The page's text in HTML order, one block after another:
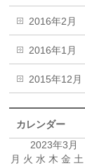
2016年2月
2016年1月
2015年12月
カレンダー
2023年3月
月 火 水 木 金 土